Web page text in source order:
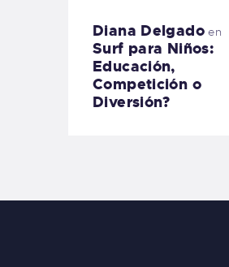
Diana Delgadoen
Surf para Niños:
Educación,
Competición o
Diversión?